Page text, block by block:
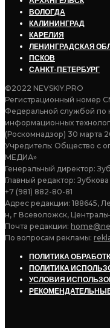
ВОЛОГДА
КАЛИНИНГРАД
КАРЕЛИЯ
ЛЕНИНГРАДСКАЯ
ПСКОВ
САНКТ-ПЕТЕРБУРГ
©2022 NEVSKIY.PRO
Регистрационный номер
Федеральной службой по
информационных
(Роскомнадзор) 30 марта
Учредитель: Общество с
МЕДИА»
Генеральный директор:
Главный редактор:
+7 (981) 882-80-81
Адрес редакции: 188645,
н, г Всеволожск,
Почта редакции:
По вопросам рекламы:
ПОЛИТИКА
ПОЛИТИКА
УСЛОВИЯ